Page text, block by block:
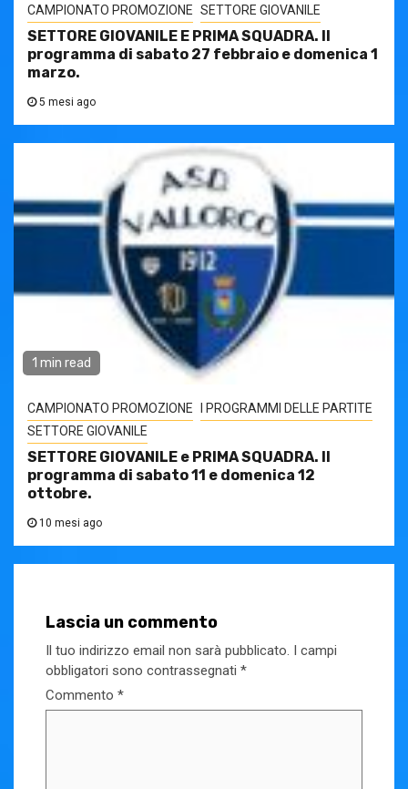
CAMPIONATO PROMOZIONE SETTORE GIOVANILE
SETTORE GIOVANILE E PRIMA SQUADRA. Il
programma di sabato 27 febbraio e domenica 1
marzo.
5 mesi ago
1 min read
CAMPIONATO PROMOZIONE
I PROGRAMMI DELLE PARTITE
SETTORE GIOVANILE
SETTORE GIOVANILE e PRIMA SQUADRA. Il
programma di sabato 11 e domenica 12
ottobre.
10 mesi ago
Lascia un commento
Il tuo indirizzo email non sarà pubblicato. I campi
obbligatori sono contrassegnati *
Commento *